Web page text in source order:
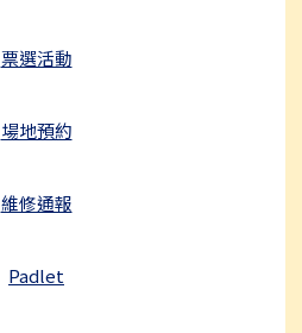
票選活動
場地預約
維修通報
Padlet